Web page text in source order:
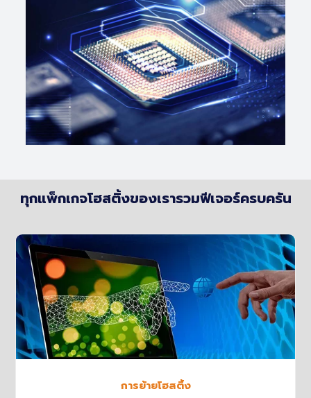
ทุกแพ็กเกจโฮสติ้งของเรารวมฟีเจอร์ครบครัน
การย้ายโฮสติ้ง